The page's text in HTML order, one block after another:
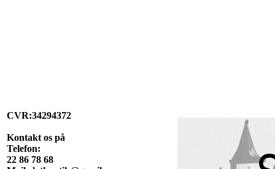
CVR:34294372
Kontakt os på
Telefon:
22 86 78 68